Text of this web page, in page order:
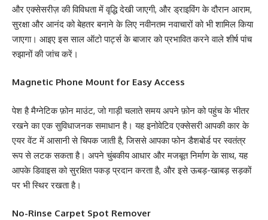
और एक्सेसरीज़ की विविधता में वृद्धि देखी जाएगी, और ड्राइविंग के दौरान आराम,
सुरक्षा और आनंद को बेहतर बनाने के लिए नवीनतम नवाचारों को भी शामिल किया
जाएगा। आइए इस साल ऑटो पार्ट्स के बाजार को प्रभावित करने वाले शीर्ष पांच
रुझानों की जांच करें।
Magnetic Phone Mount for Easy Access
पेश है मैग्नेटिक फ़ोन माउंट, जो गाड़ी चलाते समय अपने फ़ोन को पहुंच के भीतर
रखने का एक सुविधाजनक समाधान है। यह इनोवेटिव एक्सेसरी आपकी कार के
एयर वेंट में आसानी से चिपक जाती है, जिससे आपका फोन डैशबोर्ड पर स्वतंत्र
रूप से लटक सकता है। अपने चुंबकीय आधार और मजबूत निर्माण के साथ, यह
आपके डिवाइस को सुरक्षित पकड़ प्रदान करता है, और इसे ऊबड़-खाबड़ सड़कों
पर भी स्थिर रखता है।
No-Rinse Carpet Spot Remover